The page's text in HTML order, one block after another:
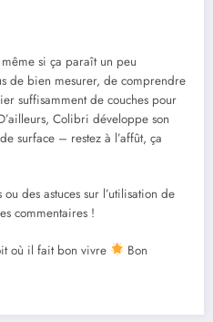
si ça paraît un peu
de bien mesurer, de comprendre
suffisamment de couches pour
Colibri développe son
surface – restez à l’affût, ça
ou des astuces sur l’utilisation de
commentaires !
où il fait bon vivre
Bon